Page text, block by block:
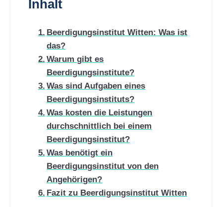
Inhalt
Beerdigungsinstitut Witten: Was ist
das?
Warum gibt es
Beerdigungsinstitute?
Was sind Aufgaben eines
Beerdigungsinstituts?
Was kosten die Leistungen
durchschnittlich bei einem
Beerdigungsinstitut?
Was benötigt ein
Beerdigungsinstitut von den
Angehörigen?
Fazit zu Beerdigungsinstitut Witten